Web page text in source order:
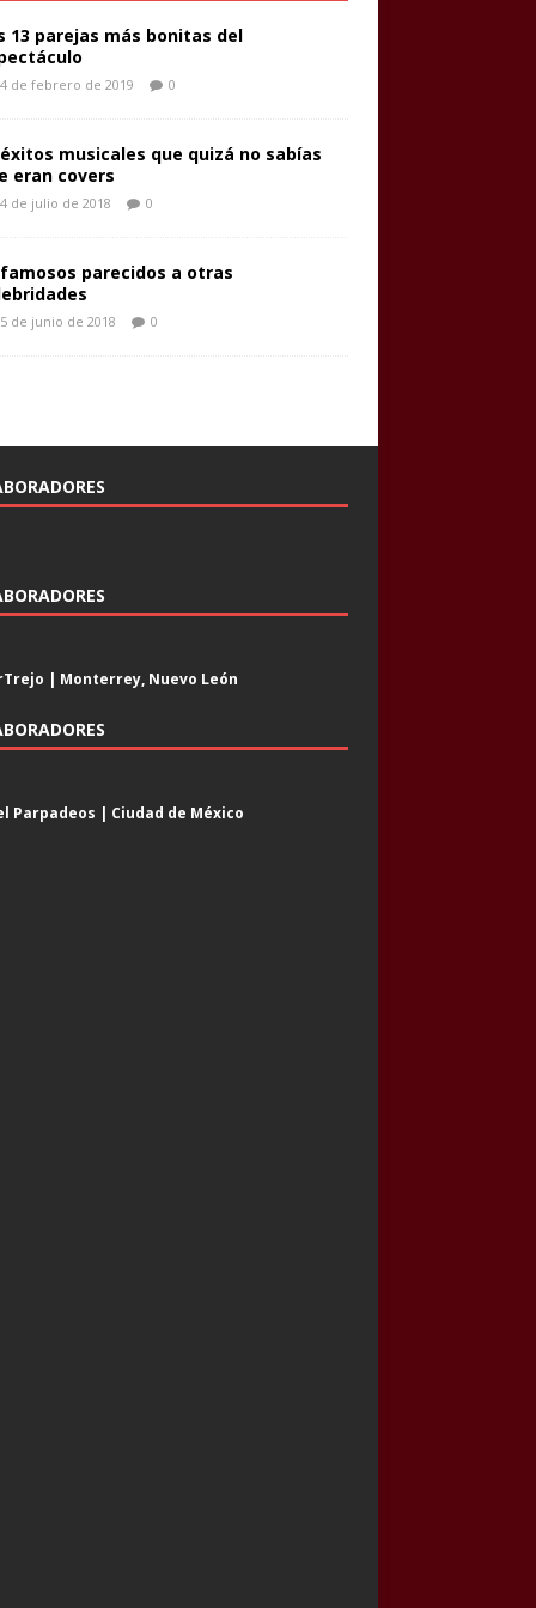
13 parejas más bonitas del
de febrero de 2019 0
musicales que quizá no sabías
eran covers
de julio de 2018 0
famosos parecidos a otras
de junio de 2018 0
| Monterrey, Nuevo León
Parpadeos | Ciudad de México